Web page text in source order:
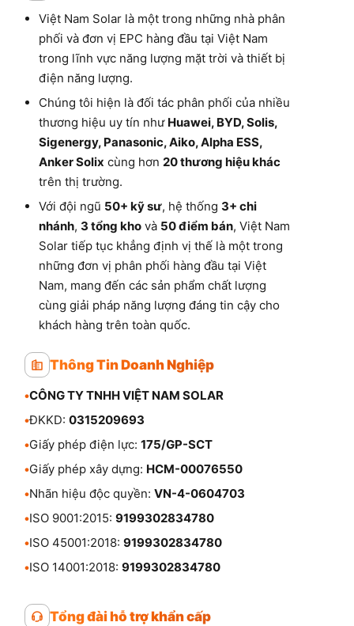
Việt Nam Solar là một trong những nhà phân
phối và đơn vị EPC hàng đầu tại Việt Nam
trong lĩnh vực năng lượng mặt trời và thiết bị
điện năng lượng.
Chúng tôi hiện là đối tác phân phối của nhiều
thương hiệu uy tín như Huawei, BYD, Solis,
Sigenergy, Panasonic, Aiko, Alpha ESS,
Anker Solix cùng hơn 20 thương hiệu khác
trên thị trường.
Với đội ngũ 50+ kỹ sư, hệ thống 3+ chi
nhánh, 3 tổng kho và 50 điểm bán, Việt Nam
Solar tiếp tục khẳng định vị thế là một trong
những đơn vị phân phối hàng đầu tại Việt
Nam, mang đến các sản phẩm chất lượng
cùng giải pháp năng lượng đáng tin cậy cho
khách hàng trên toàn quốc.
Thông Tin Doanh Nghiệp
•CÔNG TY TNHH VIỆT NAM SOLAR
•ĐKKD: 0315209693
•Giấy phép điện lực: 175/GP-SCT
•Giấy phép xây dựng: HCM-00076550
•Nhãn hiệu độc quyền: VN-4-0604703
•ISO 9001:2015: 9199302834780
•ISO 45001:2018: 9199302834780
•ISO 14001:2018: 9199302834780
Tổng đài hỗ trợ khẩn cấp